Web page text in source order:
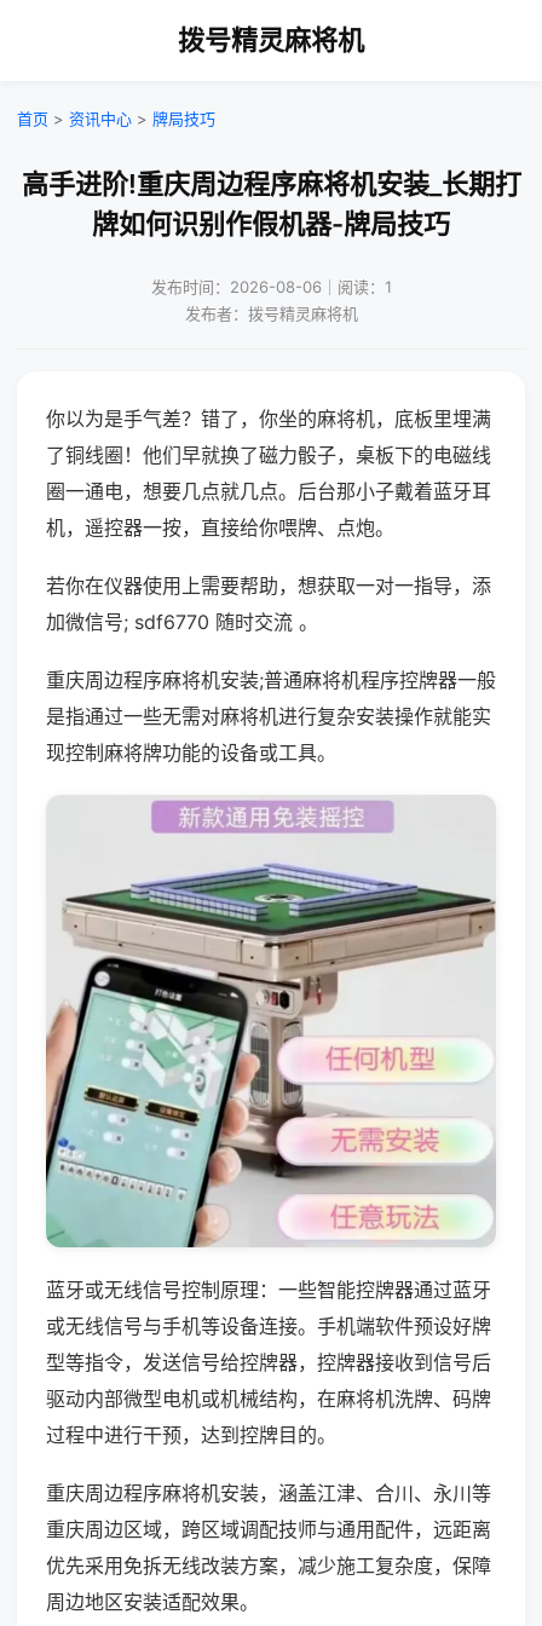
拨号精灵麻将机
首页 > 资讯中心 > 牌局技巧
高手进阶!重庆周边程序麻将机安装_长期打
牌如何识别作假机器-牌局技巧
发布时间：2026-08-06｜阅读：1
发布者：拨号精灵麻将机
你以为是手气差？错了，你坐的麻将机，底板里埋满
了铜线圈！他们早就换了磁力骰子，桌板下的电磁线
圈一通电，想要几点就几点。后台那小子戴着蓝牙耳
机，遥控器一按，直接给你喂牌、点炮。
若你在仪器使用上需要帮助，想获取一对一指导，添
加微信号; sdf6770 随时交流 。
重庆周边程序麻将机安装;普通麻将机程序控牌器一般
是指通过一些无需对麻将机进行复杂安装操作就能实
现控制麻将牌功能的设备或工具。
蓝牙或无线信号控制原理：一些智能控牌器通过蓝牙
或无线信号与手机等设备连接。手机端软件预设好牌
型等指令，发送信号给控牌器，控牌器接收到信号后
驱动内部微型电机或机械结构，在麻将机洗牌、码牌
过程中进行干预，达到控牌目的。
重庆周边程序麻将机安装，涵盖江津、合川、永川等
重庆周边区域，跨区域调配技师与通用配件，远距离
优先采用免拆无线改装方案，减少施工复杂度，保障
周边地区安装适配效果。